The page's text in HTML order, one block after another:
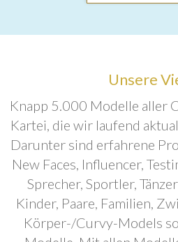
Unsere
Knapp 5.000 Modelle aller
Kartei, die wir laufend
Darunter sind erfahrene
New Faces, Influencer,
Sprecher, Sportler,
Kinder, Paare, Familien,
Körper-/Curvy-Models